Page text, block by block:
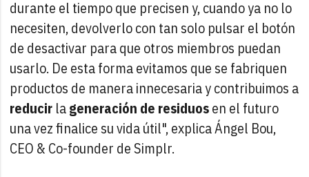
durante el tiempo que precisen y, cuando ya no lo
necesiten, devolverlo con tan solo pulsar el botón
de desactivar para que otros miembros puedan
usarlo. De esta forma evitamos que se fabriquen
productos de manera innecesaria y contribuimos a
reducir lageneración de residuosen el futuro
una vez finalice su vida útil", explica Ángel Bou,
CEO & Co-founder de Simplr.